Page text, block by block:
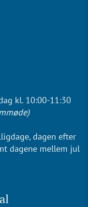
kl. 10:00-11:30
dagen efter
dagene mellem jul